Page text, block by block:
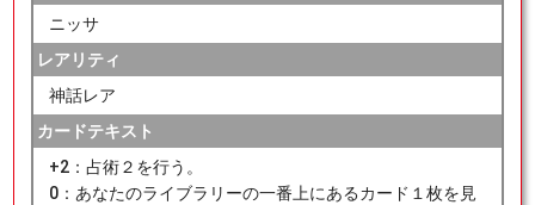
ニッサ
レアリティ
神話レア
カードテキスト
+2：占術２を行う。
0：あなたのライブラリーの一番上にあるカード１枚を見